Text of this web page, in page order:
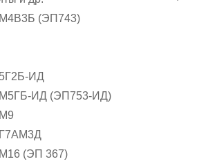
(ЭП743)
ИД
ИД (ЭП753-ИД)
(ЭП 367)